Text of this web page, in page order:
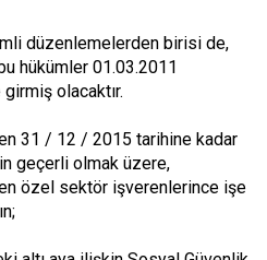
düzenlemelerden birisi de,
hükümler 01.03.2011
olacaktır.
31 / 12 / 2015 tarihine kadar
geçerli olmak üzere,
özel sektör işverenlerince işe